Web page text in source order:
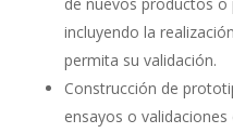
incluyendo la
permita su validación.
Construcción de
ensayos o